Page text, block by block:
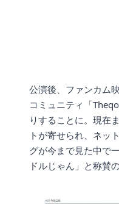
公演後、ファンカム
コミュニティ「
りすることに。現在
トが寄せられ、ネッ
グが今まで見た中で
ドルじゃん」と称賛